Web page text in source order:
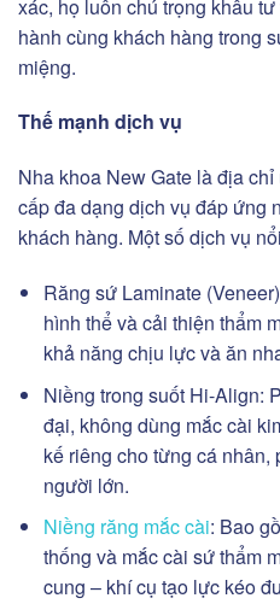
xác, họ luôn chú trọng khâu
hành cùng khách hàng trong
miệng.
Thế mạnh dịch vụ
Nha khoa New Gate là địa
cấp đa dạng dịch vụ đáp ứng
khách hàng. Một số dịch vụ
Răng sứ Laminate
hình thể và cải thiện thẩm
khả năng chịu lực và ăn
Niềng trong suốt Hi-Align:
đại, không dùng mắc cài
kế riêng cho từng cá nhân,
người lớn.
Niềng răng mắc cài: Bao
thống và mắc cài sứ thẩm
cung – khí cụ tạo lực kéo